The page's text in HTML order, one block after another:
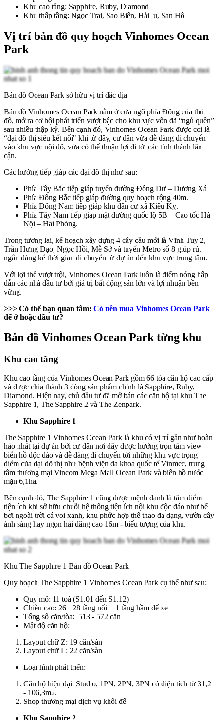
Khu cao tầng: Sapphire, Ruby, Diamond
Khu thấp tầng: Ngọc Trai, Sao Biển, Hải u, San Hô
Vị trí bản đồ quy hoạch Vinhomes Ocean
Park
Bản đồ Ocean Park sở hữu vị trí đắc địa
Bản đồ Vinhomes Ocean Park nằm ở cửa ngõ phía Đông của thủ
đô, mở ra cơ hội phát triển vượt bậc cho khu vực vốn đã “ngủ quên”
sau nhiều thập kỷ. Bên cạnh đó, Vinhomes Ocean Park được coi là
“đại đô thị siêu kết nối" khi từ đây, cư dân vừa dễ dàng di chuyển
vào khu vực nội đô, vừa có thể thuận lợi đi tới các tỉnh thành lân
cận.
Các hướng tiếp giáp các đại đô thị như sau:
Phía Tây Bắc tiếp giáp tuyến đường Đông Dư – Dương Xá
Phía Đông Bắc tiếp giáp đường quy hoạch rộng 40m.
Phía Đông Nam tiếp giáp khu dân cư xã Kiêu Kỵ.
Phía Tây Nam tiếp giáp mặt đường quốc lộ 5B – Cao tốc Hà
Nội – Hải Phòng.
Trong tương lai, kế hoạch xây dựng 4 cây cầu mới là Vĩnh Tuy 2,
Trần Hưng Đạo, Ngọc Hồi, Mễ Sở và tuyến Metro số 8 giúp rút
ngắn đáng kể thời gian di chuyển từ dự án đến khu vực trung tâm.
Với lợi thế vượt trội, Vinhomes Ocean Park luôn là điểm nóng hấp
dẫn các nhà đầu tư bởi giá trị bất động sản lớn và lợi nhuận bền
vững.
>>> Có thể bạn quan tâm: Có nên mua Vinhomes Ocean Park
để ở hoặc đầu tư?
Bản đồ Vinhomes Ocean Park từng khu
Khu cao tầng
Khu cao tầng của Vinhomes Ocean Park gồm 66 tòa căn hộ cao cấp
và được chia thành 3 dòng sản phẩm chính là Sapphire, Ruby,
Diamond. Hiện nay, chủ đầu tư đã mở bán các căn hộ tại khu The
Sapphire 1, The Sapphire 2 và The Zenpark.
Khu Sapphire 1
The Sapphire 1 Vinhomes Ocean Park là khu có vị trí gần như hoàn
hảo nhất tại dự án bởi cư dân nơi đây được hưởng trọn tầm view
biển hồ độc đáo và dễ dàng di chuyển tới những khu vực trọng
điểm của đại đô thị như bệnh viện đa khoa quốc tế Vinmec, trung
tâm thương mại Vincom Mega Mall Ocean Park và biển hồ nước
mặn 6,1ha.
Bên cạnh đó, The Sapphire 1 cũng được mệnh danh là tâm điểm
tiện ích khi sở hữu chuỗi hệ thống tiện ích nội khu độc đáo như bể
bơi ngoài trời cá voi xanh, khu phức hợp thể thao đa dạng, vườn cây
ánh sáng hay ngọn hải đăng cao 16m - biểu tượng của khu.
Khu The Sapphire 1 Bản đồ Ocean Park
Quy hoạch The Sapphire 1 Vinhomes Ocean Park cụ thể như sau:
Quy mô: 11 toà (S1.01 đến S1.12)
Chiều cao: 26 - 28 tầng nổi + 1 tầng hầm để xe
Tổng số căn/tòa: 513 - 572 căn
Mật độ căn hộ:
Layout chữ Z: 19 căn/sàn
Layout chữ L: 22 căn/sàn
Loại hình phát triển:
Căn hộ hiện đại: Studio, 1PN, 2PN, 3PN có diện tích từ 31,2
- 106,3m2.
Shop thương mại dịch vụ khối đế
Khu Sapphire 2